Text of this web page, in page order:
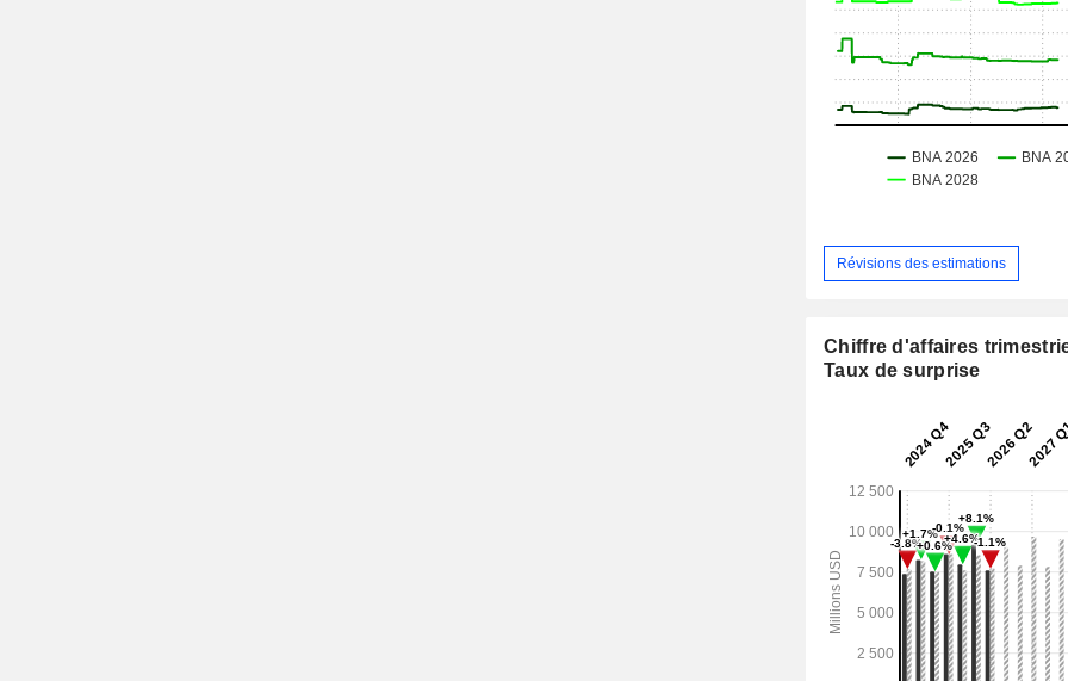
Révisions des estimations
Chiffre d'affaires
Taux de surprise